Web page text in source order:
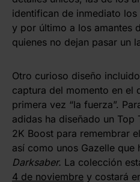
identifican de inmediato
y por último a los amantes
quienes no dejan pasar un
Otro curioso diseño
captura del momento en el
primera vez “la fuerza”.
adidas ha diseñado un Top
2K Boost para remembrar
así como unos Gazelle que
Darksaber. La colección
4 de noviembre y costará